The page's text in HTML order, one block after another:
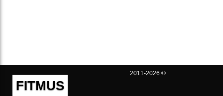
FITMUS
2011-2026 ©